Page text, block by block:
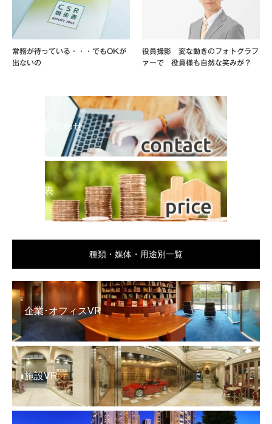
常務が待っている・・・でもOKが
出ないの
役員撮影 変な動きのフォトグラフ
ァーで 役員様も自然な笑みが？
お問い合わせ
料金表
種類・媒体・用途別一覧
企業･オフィスVR
施設VR